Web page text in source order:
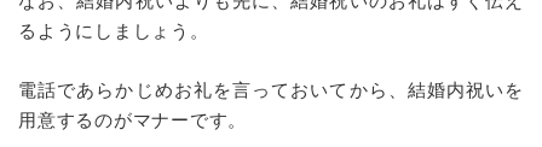
るようにしましょう。
電話であらかじめお礼を言っておいてから、結婚内祝いを
用意するのがマナーです。